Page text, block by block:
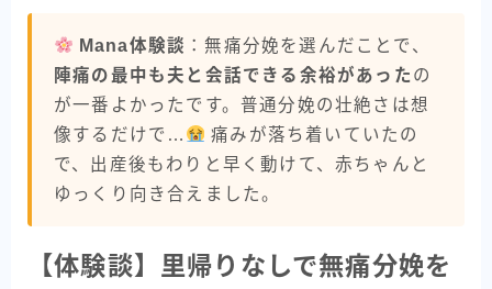
Mana体験談 ：無痛分娩を選んだことで、
陣痛の最中も夫と会話できる余裕があった の
が一番よかったです。普通分娩の壮絶さは想
像するだけで…
痛みが落ち着いていたの
で、出産後もわりと早く動けて、赤ちゃんと
ゆっくり向き合えました。
【体験談】里帰りなしで無痛分娩を